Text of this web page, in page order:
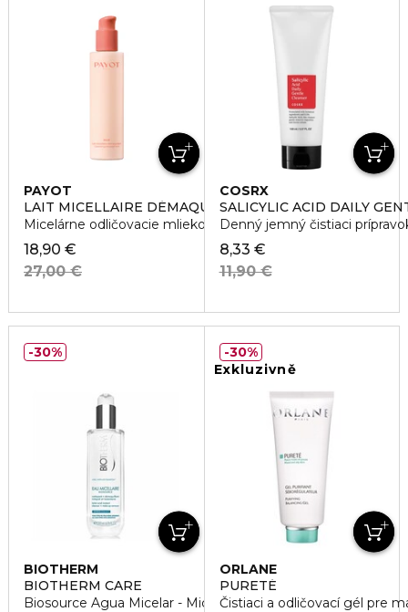
PAYOT
LAIT MICELLAIRE DÉMAQUILLANT
Micelárne odličovacie mlieko
18,90 €
27,00 €
COSRX
SALICYLIC ACID DAILY
Denný jemný čistiaci
8,33 €
11,90 €
BIOTHERM
BIOTHERM CARE
Biosource Agua Micelar - Micelárna Voda
30%
Exkluzivně
ORLANE
PURETÉ
Čistiaci a odličovací gél pre
30%